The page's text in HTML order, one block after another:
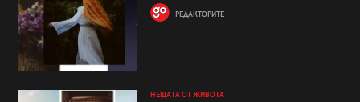
РЕДАКТОРИТЕ
НЕЩАТА ОТ ЖИВОТА